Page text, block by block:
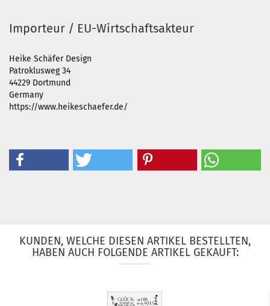
Importeur / EU-Wirtschaftsakteur
Heike Schäfer Design
Patroklusweg 34
44229 Dortmund
Germany
https://www.heikeschaefer.de/
KUNDEN, WELCHE DIESEN ARTIKEL BESTELLTEN,
HABEN AUCH FOLGENDE ARTIKEL GEKAUFT: